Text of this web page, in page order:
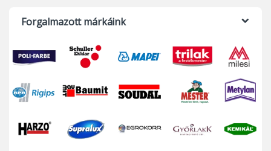
Forgalmazott márkáink